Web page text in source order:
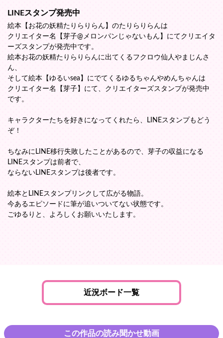
LINEスタンプ発売中
絵本【お花の妖精たりらりらん】のたりらりらんは
クリエイター名【芽子@メロンパンじゃないもん】にてクリエイタ
ーズスタンプが発売中です。
絵本お花の妖精たりらりらんに出てくるフクロウ仙人やまじんさ
ん、
そして絵本【ゆるいsea】にでてくるゆるちゃんやめんちゃんは
クリエイター名【芽子】にて、クリエイターズスタンプが発売中
です。
キャラクターたちを好きになってくれたら、LINEスタンプもどう
ぞ！
ちなみにLINE移行失敗したことがあるので、芽子の収益になる
LINEスタンプは前者で、
ならないLINEスタンプは後者です。
絵本とLINEスタンプリンクして広がる物語。
今あるエピソードに筆が追いついてない状態です。
ごゆるりと、よろしくお願いいたします。
近況ボード一覧
この作品の読み聞かせ動画